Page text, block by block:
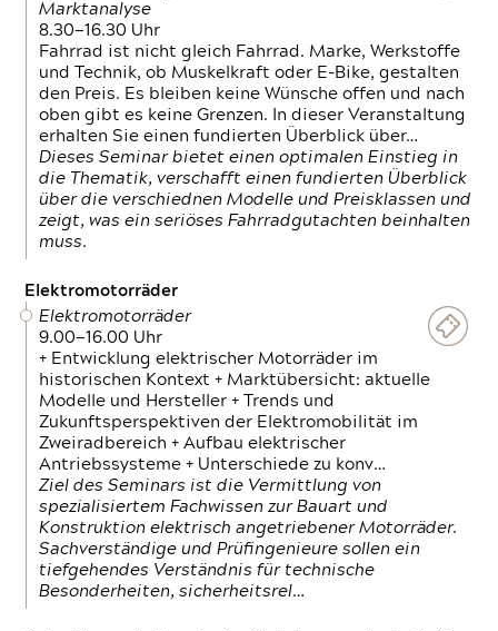
Marktanalyse
8.30—16.30 Uhr
Fahrrad ist nicht gleich Fahrrad. Marke, Werkstoffe
und Technik, ob Muskelkraft oder E-Bike, gestalten
den Preis. Es bleiben keine Wünsche offen und nach
oben gibt es keine Grenzen. In dieser Veranstaltung
erhalten Sie einen fundierten Überblick über…
Dieses Seminar bietet einen optimalen Einstieg in
die Thematik, verschafft einen fundierten Überblick
über die verschiednen Modelle und Preisklassen und
zeigt, was ein seriöses Fahrradgutachten beinhalten
muss.
Elektromotorräder
Elektromotorräder
9.00—16.00 Uhr
+ Entwicklung elektrischer Motorräder im
historischen Kontext + Marktübersicht: aktuelle
Modelle und Hersteller + Trends und
Zukunftsperspektiven der Elektromobilität im
Zweiradbereich + Aufbau elektrischer
Antriebssysteme + Unterschiede zu konv…
Ziel des Seminars ist die Vermittlung von
spezialisiertem Fachwissen zur Bauart und
Konstruktion elektrisch angetriebener Motorräder.
Sachverständige und Prüfingenieure sollen ein
tiefgehendes Verständnis für technische
Besonderheiten, sicherheitsrel…